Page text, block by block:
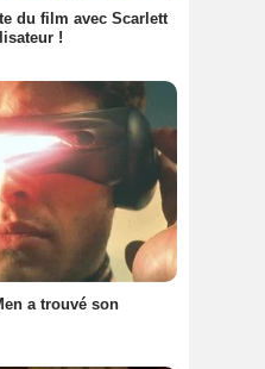
du film avec Scarlett
!
a trouvé son